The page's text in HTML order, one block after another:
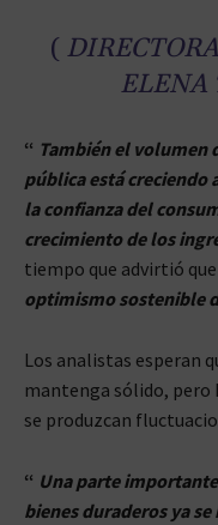
(
ELENA
“ También el volumen
pública está creciendo
la confianza del
crecimiento de los
tiempo que advirtió
optimismo sostenible
Los analistas esperan
mantenga sólido, pero
se produzcan
“ Una parte
bienes duraderos ya